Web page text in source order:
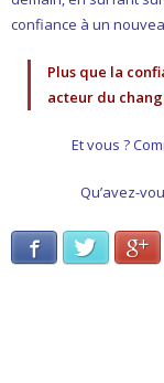
confiance à un
Plus que la
acteur du
Et vous ?
Qu’avez-
FacebookTwitter